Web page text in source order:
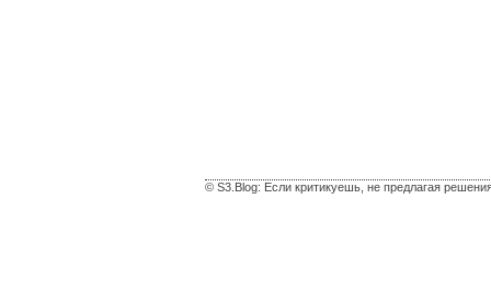
© S3.Blog: Если критикуешь, не предлагая